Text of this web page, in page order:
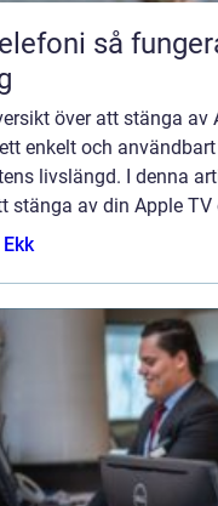
framtidens samtal redan
över att stänga av
enkelt och
livslängd. I denna
stänga av din Apple TV